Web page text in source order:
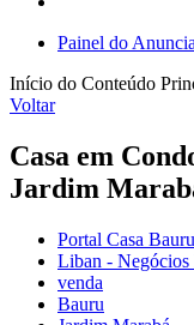
Painel do
Início do Conteúdo
Voltar
Casa em
Jardim
Portal Casa Bauru
Liban -
venda
Bauru